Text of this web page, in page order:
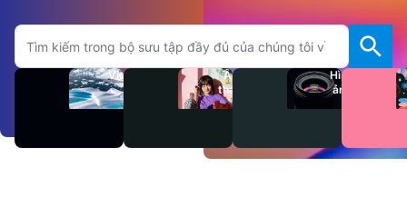
Tìm kiếm trên trang Adobe.com
Video
Âm
thanh
Hình
ảnh